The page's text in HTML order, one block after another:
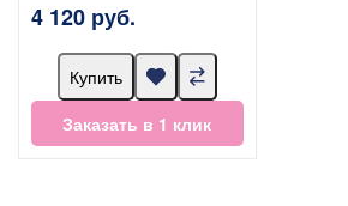
4 120 руб.
Купить
Заказать в 1 клик